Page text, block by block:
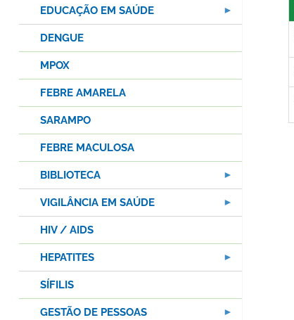
EDUCAÇÃO EM SAÚDE
DENGUE
MPOX
FEBRE AMARELA
SARAMPO
FEBRE MACULOSA
BIBLIOTECA
VIGILÂNCIA EM SAÚDE
HIV / AIDS
HEPATITES
SÍFILIS
GESTÃO DE PESSOAS